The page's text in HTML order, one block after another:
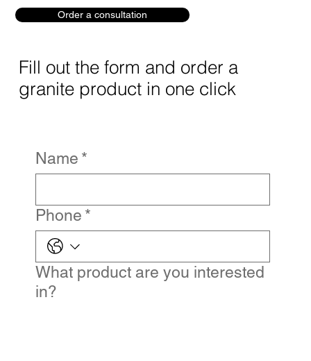
Order a consultation
Fill out the form and order a
granite product in one click
Name *
Phone *
What product are you interested
in?